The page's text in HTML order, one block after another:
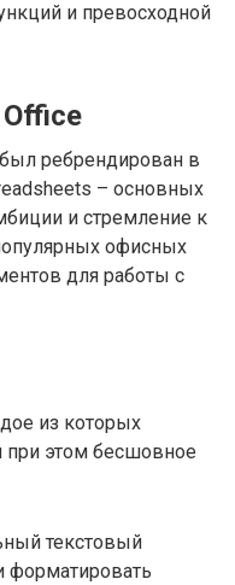
и превосходной
ребрендирован в
– основных
и стремление к
офисных
для работы с
из которых
при этом бесшовное
текстовый
форматировать